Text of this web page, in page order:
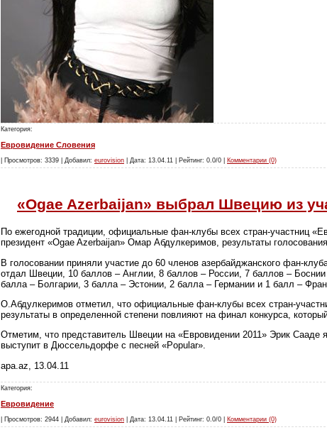
Категория:
Евровидение Словения
| Просмотров: 3339 | Добавил: eurovision | Дата: 13.04.11 | Рейтинг: 0.0/0 | Комментарии (0)
«Ogae Azerbaijan» выбрал Швецию из
По ежегодной традиции, официальные фан-клубы всех стран-участниц
президент «Ogae Azerbaijan» Омар Абдулкеримов, результаты
В голосовании приняли участие до 60 членов азербайджанского фан-
отдал Швеции, 10 баллов – Англии, 8 баллов – России, 7 баллов –
балла – Болгарии, 3 балла – Эстонии, 2 балла – Германии и 1 балл –
О.Абдулкеримов отметил, что официальные фан-клубы всех стран-
результаты в определенной степени повлияют на финал конкурса,
Отметим, что представитель Швеции на «Евровидении 2011» Эрик
выступит в Дюссельдорфе с песней «Popular».
apa.az, 13.04.11
Категория:
Евровидение
| Просмотров: 2944 | Добавил: eurovision | Дата: 13.04.11 | Рейтинг: 0.0/0 | Комментарии (0)